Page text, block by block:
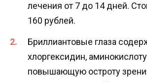
лечения от 7 до 14 дней.
160 рублей.
Бриллиантовые глаза
хлоргексидин,
повышающую остроту